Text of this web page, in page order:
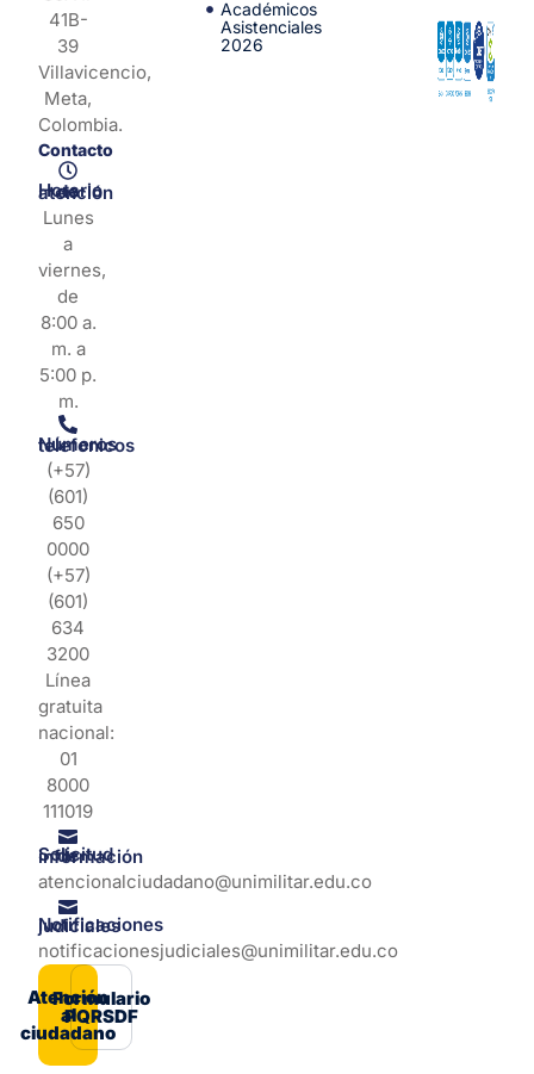
41B-
39
Villavicencio,
Meta,
Colombia.
Contacto
Horario de atención
Lunes
a
viernes,
de
8:00 a.
m. a
5:00 p.
m.
Números telefonicos
(+57)
(601)
650
0000
(+57)
(601)
634
3200
Línea
gratuita
nacional:
01
8000
111019
Solicitud de información
atencionalciudadano@unimilitar.edu.co
Notificaciones judiciales
notificacionesjudiciales@unimilitar.edu.co
Atención
al
ciudadano
Formulario
PQRSDF
Académicos
Asistenciales
2026